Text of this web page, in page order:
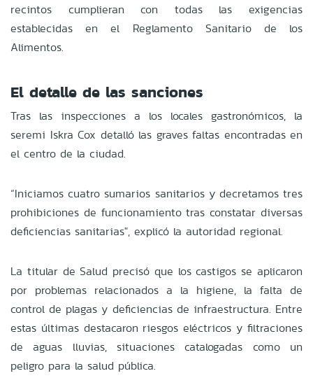
recintos cumplieran con todas las exigencias
establecidas en el Reglamento Sanitario de los
Alimentos.
El detalle de las sanciones
Tras las inspecciones a los locales gastronómicos, la
seremi Iskra Cox detalló las graves faltas encontradas en
el centro de la ciudad.
“Iniciamos cuatro sumarios sanitarios y decretamos tres
prohibiciones de funcionamiento tras constatar diversas
deficiencias sanitarias", explicó la autoridad regional.
La titular de Salud precisó que los castigos se aplicaron
por problemas relacionados a la higiene, la falta de
control de plagas y deficiencias de infraestructura. Entre
estas últimas destacaron riesgos eléctricos y filtraciones
de aguas lluvias, situaciones catalogadas como un
peligro para la salud pública.